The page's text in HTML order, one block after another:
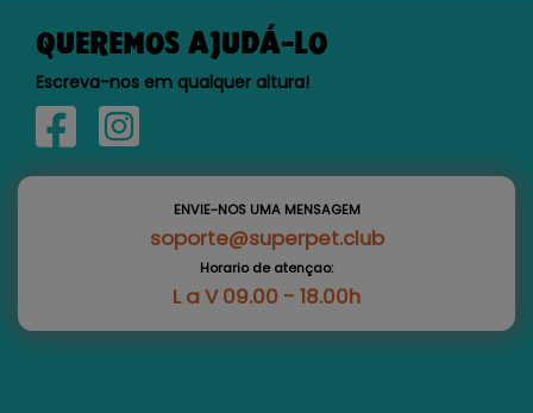
QUEREMOS AJUDÁ-LO
Escreva-nos em qualquer altura!
ENVIE-NOS UMA MENSAGEM
soporte@superpet.club
Horario de atençao:
L a V 09.00 - 18.00h